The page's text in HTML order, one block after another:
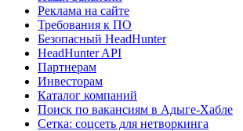
Реклама на сайте
Требования к ПО
Безопасный HeadHunter
HeadHunter API
Партнерам
Инвесторам
Каталог компаний
Поиск по вакансиям в Адыге-Хабле
Сетка: соцсеть для нетворкинга